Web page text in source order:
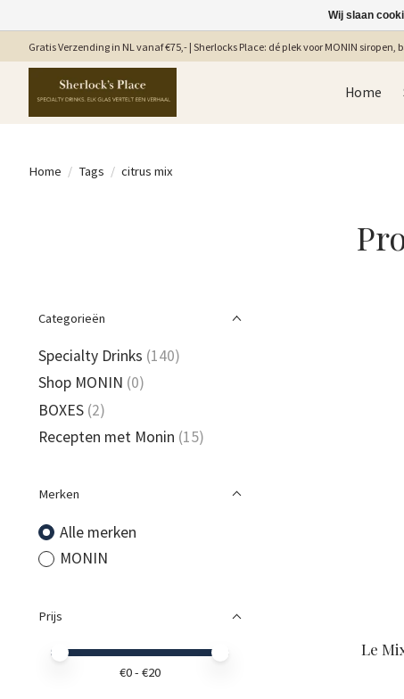
Gratis Verzending in NL vanaf €75,- | Sherlocks Place: dé plek voor MONIN
Home
Home / Tags / citrus mix
Categorieën
Specialty Drinks (140)
Shop MONIN (0)
BOXES (2)
Recepten met Monin (15)
Merken
Alle merken
MONIN
Prijs
Minimale prijswaarde
Price maximum value
€0- €20
Le
Wij slaan